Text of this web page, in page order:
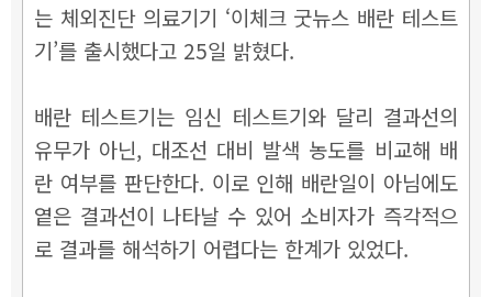
는 체외진단 의료기기 ‘이체크 굿뉴스 배란 테스트
기’를 출시했다고 25일 밝혔다.
배란 테스트기는 임신 테스트기와 달리 결과선의
유무가 아닌, 대조선 대비 발색 농도를 비교해 배
란 여부를 판단한다. 이로 인해 배란일이 아님에도
옅은 결과선이 나타날 수 있어 소비자가 즉각적으
로 결과를 해석하기 어렵다는 한계가 있었다.